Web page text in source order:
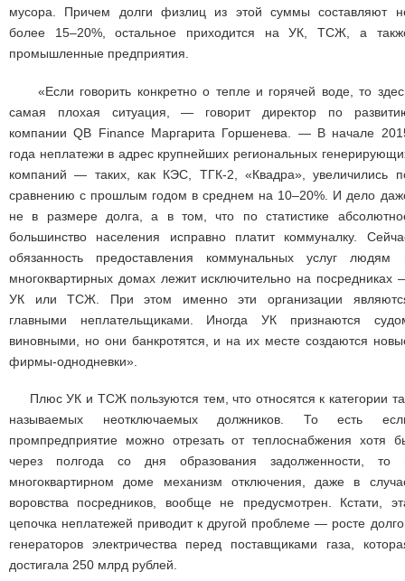
мусора. Причем долги физлиц из этой суммы составляют
более 15–20%, остальное приходится на УК, ТСЖ, а
промышленные предприятия.
«Если говорить конкретно о тепле и горячей воде, то
самая плохая ситуация, — говорит директор по
компании QB Finance Маргарита Горшенева. — В начале
года неплатежи в адрес крупнейших региональных
компаний — таких, как КЭС, ТГК-2, «Квадра», увеличились
сравнению с прошлым годом в среднем на 10–20%. И дело
не в размере долга, а в том, что по статистике
большинство населения исправно платит коммуналку.
обязанность предоставления коммунальных услуг людям
многоквартирных домах лежит исключительно на посредниках
УК или ТСЖ. При этом именно эти организации
главными неплательщиками. Иногда УК признаются
виновными, но они банкротятся, и на их месте создаются
фирмы-однодневки».
Плюс УК и ТСЖ пользуются тем, что относятся к категории
называемых неотключаемых должников. То есть
промпредприятие можно отрезать от теплоснабжения хотя
через полгода со дня образования задолженности, то
многоквартирном доме механизм отключения, даже в
воровства посредников, вообще не предусмотрен. Кстати,
цепочка неплатежей приводит к другой проблеме — росте
генераторов электричества перед поставщиками газа,
достигала 250 млрд рублей.